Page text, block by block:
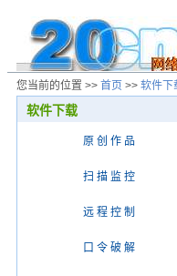
您当前的位置 >> 首页 >> 软件下
软件下载
原 创 作 品
扫 描 监 控
远 程 控 制
口 令 破 解